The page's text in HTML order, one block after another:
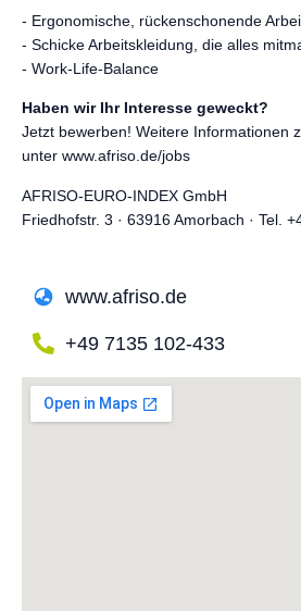
- Ergonomische, rückenschonende
- Schicke Arbeitskleidung, die alles
- Work-Life-Balance
Haben wir Ihr Interesse geweckt?
Jetzt bewerben! Weitere Informationen
unter www.afriso.de/jobs
AFRISO-EURO-INDEX GmbH
Friedhofstr. 3 · 63916 Amorbach · Tel.
www.afriso.de
+49 7135 102-433